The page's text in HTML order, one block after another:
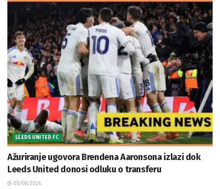
LEEDS UNITED FC
Ažuriranje ugovora Brendena Aaronsona izlazi dok
Leeds United donosi odluku o transferu
05/08/2026